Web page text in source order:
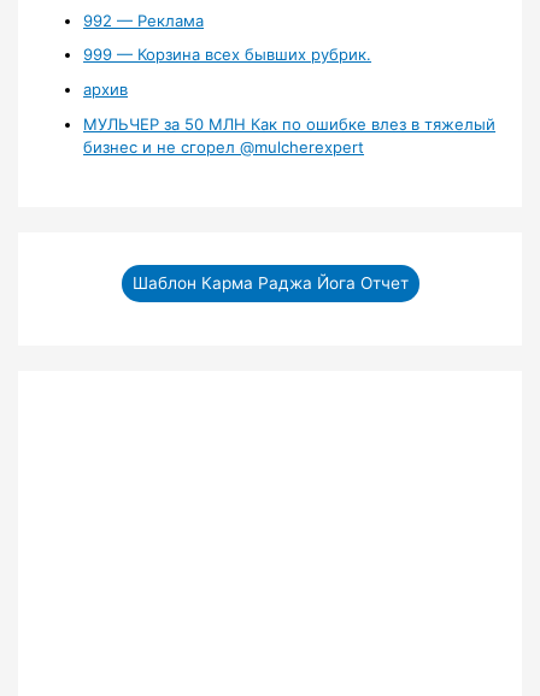
992 — Реклама
999 — Корзина всех бывших рубрик.
архив
МУЛЬЧЕР за 50 МЛН Как по ошибке влез в тяжелый
бизнес и не сгорел ‪@mulcherexpert‬​
Шаблон Карма Раджа Йога Отчет